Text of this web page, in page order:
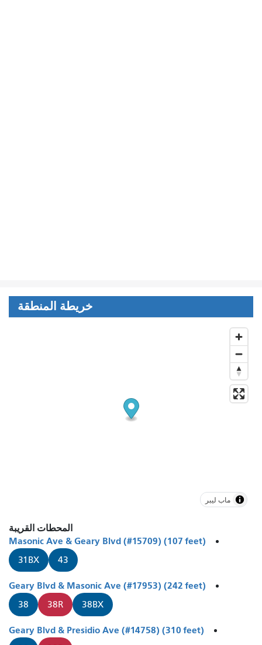
خريطة المنطقة
ماب ليبر
المحطات القريبة
Masonic Ave & Geary Blvd (#15709) (107 feet)
31BX 43
Geary Blvd & Masonic Ave (#17953) (242 feet)
38 38R 38BX
Geary Blvd & Presidio Ave (#14758) (310 feet)